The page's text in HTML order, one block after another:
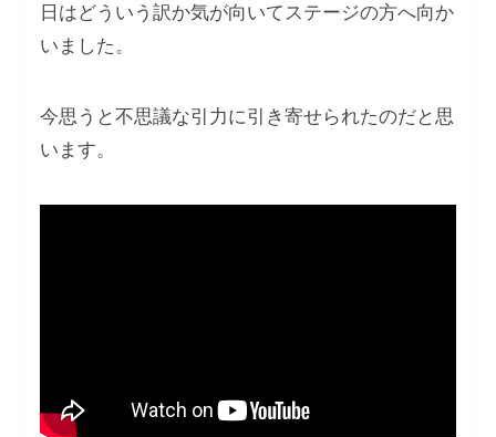
⽇はどういう訳か気が向いてステージの⽅へ向か
いました。
今思うと不思議な引⼒に引き寄せられたのだと思
います。